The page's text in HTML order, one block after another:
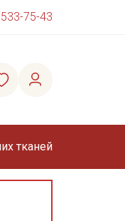
75-43
тканей